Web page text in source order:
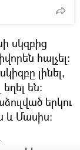
սկզբից
հալչել։
լինել,
են։
երկու
և Մասիս։